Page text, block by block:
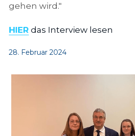
gehen wird."
HIER das Interview lesen
28. Februar 2024